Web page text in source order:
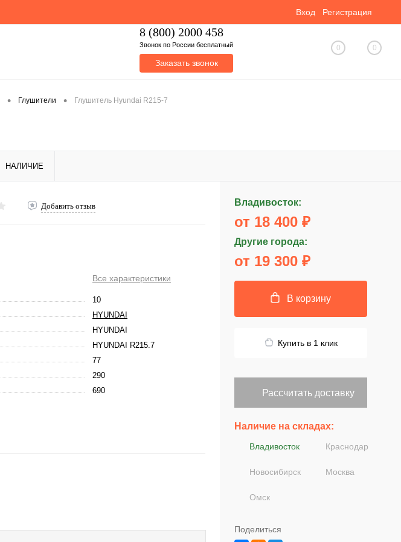
Вход Регистрация
8 (800) 2000 458
Звонок по России бесплатный
Заказать звонок
0 0
• Глушители • Глушитель Hyundai R215-7
НАЛИЧИЕ
Добавить отзыв
Все характеристики
10
HYUNDAI
HYUNDAI
HYUNDAI R215.7
77
290
690
Владивосток:
от 18 400 ₽
Другие города:
от 19 300 ₽
В корзину
Купить в 1 клик
Рассчитать доставку
Наличие на складах:
Владивосток Краснодар
Новосибирск Москва
Омск
Поделиться